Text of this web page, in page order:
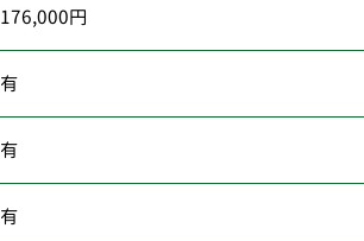
176,000円
有
有
有